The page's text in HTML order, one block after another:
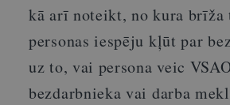
kā arī noteikt, no kura
personas iespēju kļūt par
uz to, vai persona veic
bezdarbnieka vai darba